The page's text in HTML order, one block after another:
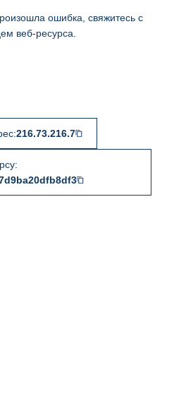
ошибка, свяжитесь с
веб-ресурса.
216.73.216.7